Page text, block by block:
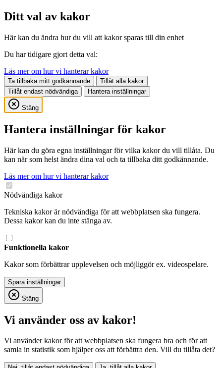
Ditt val av kakor
Här kan du ändra hur du vill att kakor sparas till din enhet
Du har tidigare gjort detta val:
Läs mer om hur vi hanterar kakor
Ta tillbaka mitt godkännande
Tillåt alla kakor
Tillåt endast nödvändiga
Hantera inställningar
Stäng
Hantera inställningar för kakor
Här kan du göra egna inställningar för vilka kakor du vill tillåta. Du
kan när som helst ändra dina val och ta tillbaka ditt godkännande.
Läs mer om hur vi hanterar kakor
Nödvändiga kakor
Tekniska kakor är nödvändiga för att webbplatsen ska fungera.
Dessa kakor kan du inte stänga av.
Funktionella kakor
Kakor som förbättrar upplevelsen och möjliggör ex. videospelare.
Stäng
Vi använder oss av kakor!
Vi använder kakor för att webbplatsen ska fungera bra och för att
samla in statistik som hjälper oss att förbättra den. Vill du tillåta det?